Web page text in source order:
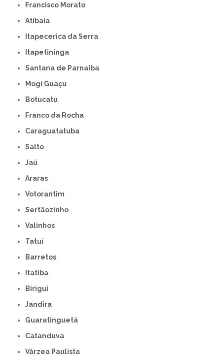
Francisco Morato
Atibaia
Itapecerica da Serra
Itapetininga
Santana de Parnaíba
Mogi Guaçu
Botucatu
Franco da Rocha
Caraguatatuba
Salto
Jaú
Araras
Votorantim
Sertãozinho
Valinhos
Tatuí
Barretos
Itatiba
Birigui
Jandira
Guaratinguetá
Catanduva
Várzea Paulista